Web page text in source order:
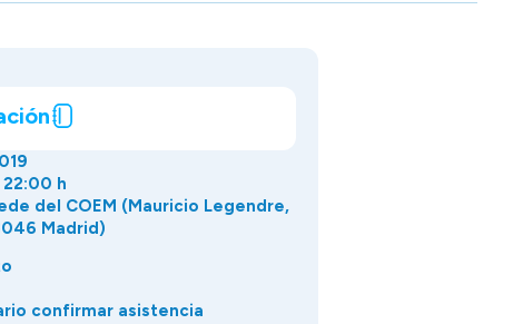
h
del COEM (Mauricio Legendre,
Madrid)
confirmar asistencia